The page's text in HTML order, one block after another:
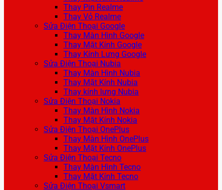
Thay Pin Realme
Thay Vỏ Realme
Sửa Điện Thoại Google
Thay Màn Hình Google
Thay Mặt Kính Google
Thay Kính Lưng Google
Sửa Điện Thoại Nubia
Thay Màn Hình Nubia
Thay Mặt Kính Nubia
Thay kính lưng Nubia
Sửa Điện Thoại Nokia
Thay Màn Hình Nokia
Thay Mặt Kính Nokia
Sửa Điện Thoại OnePlus
Thay Màn Hình OnePlus
Thay Mặt Kính OnePlus
Sửa Điện Thoại Tecno
Thay Màn Hình Tecno
Thay Mặt Kính Tecno
Sửa Điện Thoại Vsmart